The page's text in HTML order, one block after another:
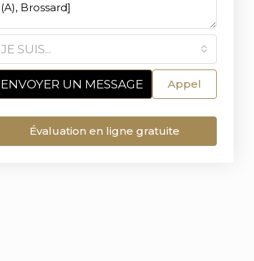
JE SUIS...
ENVOYER UN MESSAGE Appel
Évaluation en ligne gratuite